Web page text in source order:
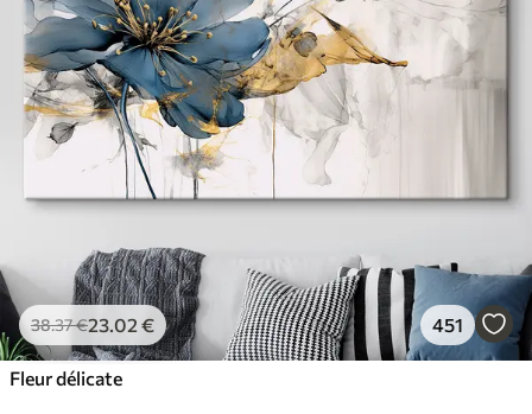
38.37€23.02 € 451
Fleur délicate